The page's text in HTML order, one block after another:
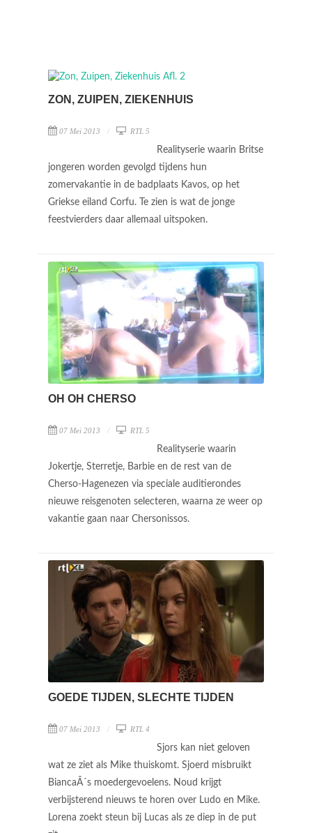
ZON, ZUIPEN, ZIEKENHUIS
07 Mei 2013 RTL 5
Realityserie waarin Britse
jongeren worden gevolgd tijdens hun
zomervakantie in de badplaats Kavos, op het
Griekse eiland Corfu. Te zien is wat de jonge
feestvierders daar allemaal uitspoken.
OH OH CHERSO
07 Mei 2013 RTL 5
Realityserie waarin
Jokertje, Sterretje, Barbie en de rest van de
Cherso-Hagenezen via speciale auditierondes
nieuwe reisgenoten selecteren, waarna ze weer op
vakantie gaan naar Chersonissos.
GOEDE TIJDEN, SLECHTE TIJDEN
07 Mei 2013 RTL 4
Sjors kan niet geloven
wat ze ziet als Mike thuiskomt. Sjoerd misbruikt
BiancaÂ´s moedergevoelens. Noud krijgt
verbijsterend nieuws te horen over Ludo en Mike.
Lorena zoekt steun bij Lucas als ze diep in de put